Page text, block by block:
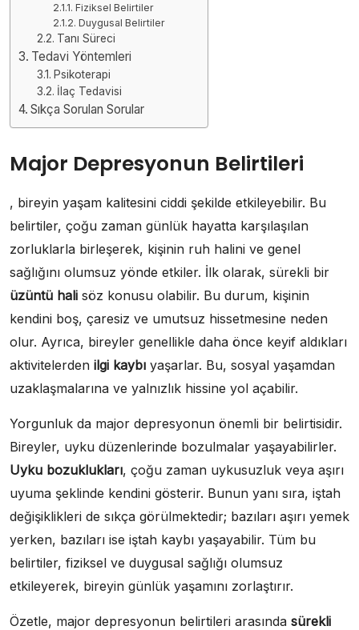
Fiziksel Belirtiler
Duygusal Belirtiler
Tanı Süreci
Tedavi Yöntemleri
Psikoterapi
İlaç Tedavisi
Sıkça Sorulan Sorular
Major Depresyonun Belirtileri
, bireyin yaşam kalitesini ciddi şekilde etkileyebilir. Bu
belirtiler, çoğu zaman günlük hayatta karşılaşılan
zorluklarla birleşerek, kişinin ruh halini ve genel
sağlığını olumsuz yönde etkiler. İlk olarak, sürekli bir
üzüntü hali söz konusu olabilir. Bu durum, kişinin
kendini boş, çaresiz ve umutsuz hissetmesine neden
olur. Ayrıca, bireyler genellikle daha önce keyif aldıkları
aktivitelerden ilgi kaybı yaşarlar. Bu, sosyal yaşamdan
uzaklaşmalarına ve yalnızlık hissine yol açabilir.
Yorgunluk da major depresyonun önemli bir belirtisidir.
Bireyler, uyku düzenlerinde bozulmalar yaşayabilirler.
Uyku bozuklukları, çoğu zaman uykusuzluk veya aşırı
uyuma şeklinde kendini gösterir. Bunun yanı sıra, iştah
değişiklikleri de sıkça görülmektedir; bazıları aşırı yemek
yerken, bazıları ise iştah kaybı yaşayabilir. Tüm bu
belirtiler, fiziksel ve duygusal sağlığı olumsuz
etkileyerek, bireyin günlük yaşamını zorlaştırır.
Özetle, major depresyonun belirtileri arasında sürekli